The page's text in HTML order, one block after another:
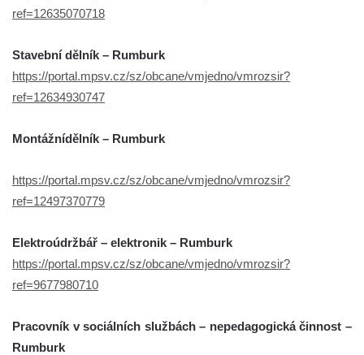
ref=12635070718
Stavební dělník – Rumburk
https://portal.mpsv.cz/sz/obcane/vmjedno/vmrozsir?
ref=12634930747
Montážnídělník – Rumburk
https://portal.mpsv.cz/sz/obcane/vmjedno/vmrozsir?
ref=12497370779
Elektroúdržbář – elektronik – Rumburk
https://portal.mpsv.cz/sz/obcane/vmjedno/vmrozsir?
ref=9677980710
Pracovník v sociálních službách – nepedagogická činnost –
Rumburk